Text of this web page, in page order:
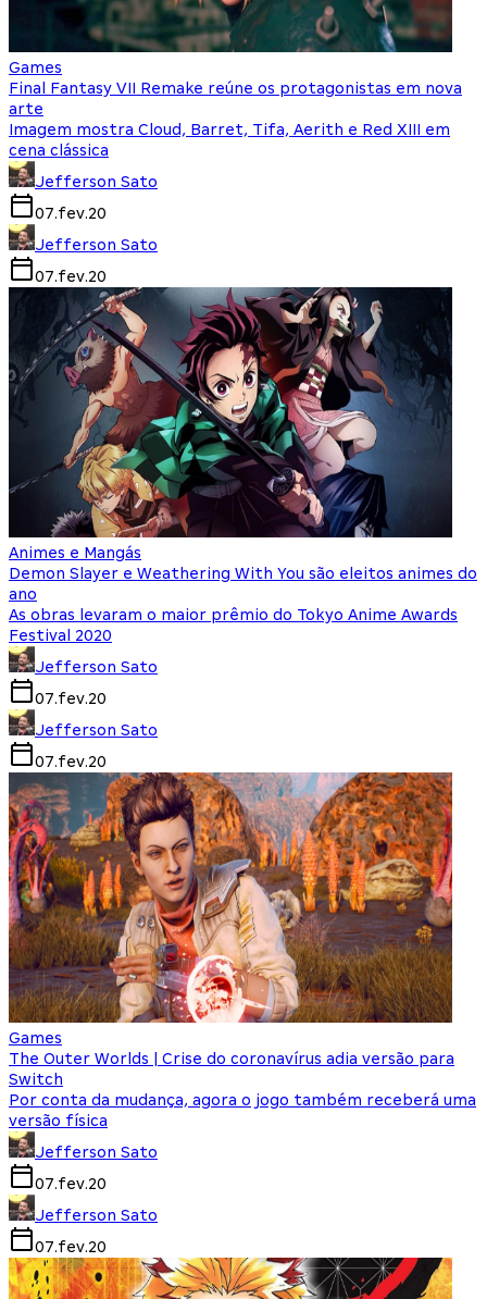
Games
Final Fantasy VII Remake reúne os protagonistas em nova
arte
Imagem mostra Cloud, Barret, Tifa, Aerith e Red XIII em
cena clássica
Jefferson Sato
07.fev.20
Jefferson Sato
07.fev.20
Animes e Mangás
Demon Slayer e Weathering With You são eleitos animes do
ano
As obras levaram o maior prêmio do Tokyo Anime Awards
Festival 2020
Jefferson Sato
07.fev.20
Jefferson Sato
07.fev.20
Games
The Outer Worlds | Crise do coronavírus adia versão para
Switch
Por conta da mudança, agora o jogo também receberá uma
versão física
Jefferson Sato
07.fev.20
Jefferson Sato
07.fev.20